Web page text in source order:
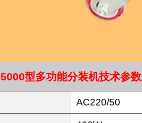
5000型多功能分装机技术参数
AC220/50